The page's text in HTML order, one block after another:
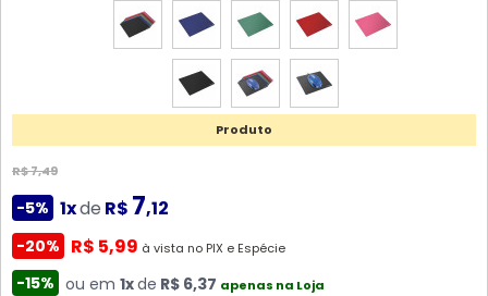
Produto
R$ 7,49
-5% 1xde R$ 7,12
-20% R$ 5,99 à vista no PIX e Espécie
-15% ou em 1xde R$ 6,37 apenas na Loja